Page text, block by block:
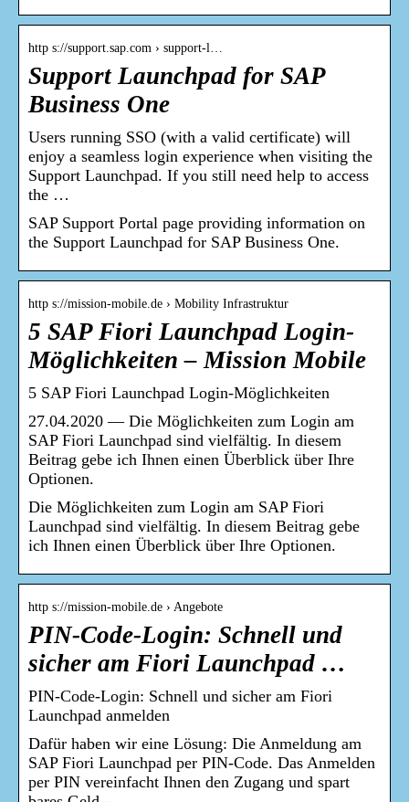
http s://support.sap.com › support-l…
Support Launchpad for SAP
Business One
Users running SSO (with a valid certificate) will
enjoy a seamless login experience when visiting the
Support Launchpad. If you still need help to access
the …
SAP Support Portal page providing information on
the Support Launchpad for SAP Business One.
http s://mission-mobile.de › Mobility Infrastruktur
5 SAP Fiori Launchpad Login-
Möglichkeiten – Mission Mobile
5 SAP Fiori Launchpad Login-Möglichkeiten
27.04.2020 — Die Möglichkeiten zum Login am
SAP Fiori Launchpad sind vielfältig. In diesem
Beitrag gebe ich Ihnen einen Überblick über Ihre
Optionen.
Die Möglichkeiten zum Login am SAP Fiori
Launchpad sind vielfältig. In diesem Beitrag gebe
ich Ihnen einen Überblick über Ihre Optionen.
http s://mission-mobile.de › Angebote
PIN-Code-Login: Schnell und
sicher am Fiori Launchpad …
PIN-Code-Login: Schnell und sicher am Fiori
Launchpad anmelden
Dafür haben wir eine Lösung: Die Anmeldung am
SAP Fiori Launchpad per PIN-Code. Das Anmelden
per PIN vereinfacht Ihnen den Zugang und spart